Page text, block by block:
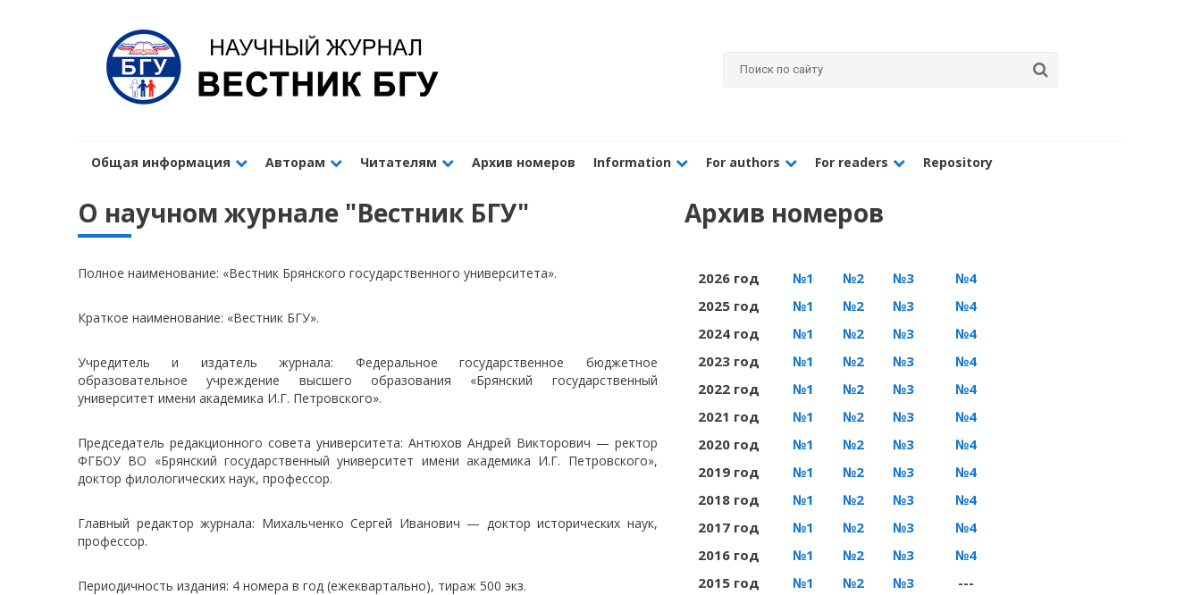
Общая информация Авторам Читателям Архив номеров Information For authors For readers Repository
О научном журнале "Вестник БГУ"
Полное наименование: «Вестник Брянского государственного университета».
Краткое наименование: «Вестник БГУ».
Учредитель и издатель журнала: Федеральное государственное бюджетное
образовательное учреждение высшего образования «Брянский государственный
университет имени академика И.Г. Петровского».
Председатель редакционного совета университета: Антюхов Андрей Викторович — ректор
ФГБОУ ВО «Брянский государственный университет имени академика И.Г. Петровского»,
доктор филологических наук, профессор.
Главный редактор журнала: Михальченко Сергей Иванович — доктор исторических наук,
профессор.
Периодичность издания: 4 номера в год (ежеквартально), тираж 500 экз.
Архив номеров
2026 год №1 №2 №3
№4
2025 год
№1 №2 №3
№4
2024 год
№1 №2 №3
№4
2023 год
№1 №2 №3
№4
2022 год
№1 №2 №3
№4
2021 год
№1 №2 №3
№4
2020 год
№1 №2 №3
№4
2019 год
№1 №2 №3
№4
2018 год
№1 №2 №3
№4
2017 год
№1 №2 №3
№4
2016 год
№1 №2 №3
№4
2015 год
№1 №2 №3
---